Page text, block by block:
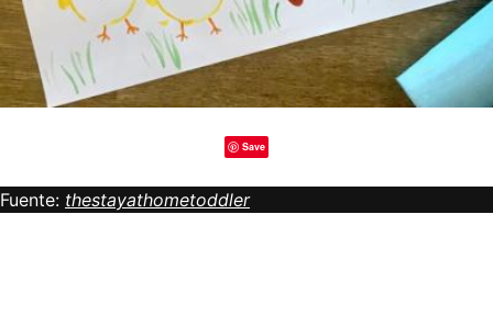
Save
Fuente: thestayathometoddler